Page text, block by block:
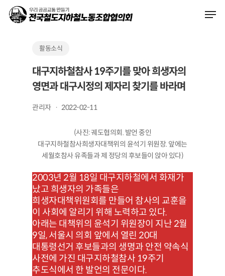
활동소식
대구지하철참사 19주기를 맞아 희생자의
영면과 대구시정의 제자리 찾기를 바라며
관리자 2022-02-11
(사진: 궤도협의회. 발언 중인
대구지하철참사희생자대책위의 윤석기 위원장. 앞에는
세월호참사 유족들과 제 정당의 후보들이 앉아 있다)
2003년 2월 18일 대구지하철에서 화재가
났고 희생자의 가족들은
희생자대책위원회를 만들어 참사의 교훈을
이 사회에 알리기 위해 노력하고 있다.
아래는 대책위의 윤석기 위원장이 지난 2월
9일, 서울시 의회 앞에서 열린 20대
대통령선거 후보들과의 생명과 안전 약속식
사전에 가진 대구지하철참사 19주기
추도식에서 한 발언의 전문이다.